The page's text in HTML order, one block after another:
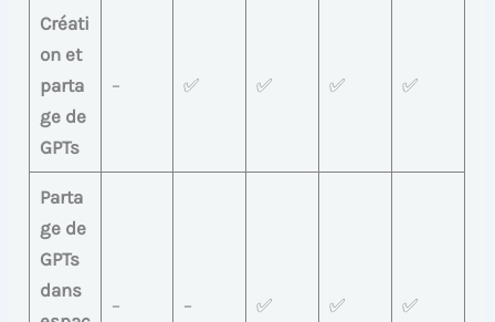
Créati
on et
parta
ge de
GPTs
– ✅ ✅ ✅ ✅
Parta
ge de
GPTs
dans
– – ✅ ✅ ✅